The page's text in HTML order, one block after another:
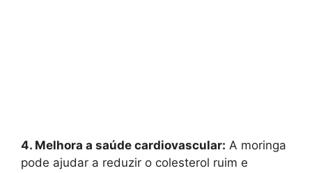
4. Melhora a saúde cardiovascular: A moringa
pode ajudar a reduzir o colesterol ruim e